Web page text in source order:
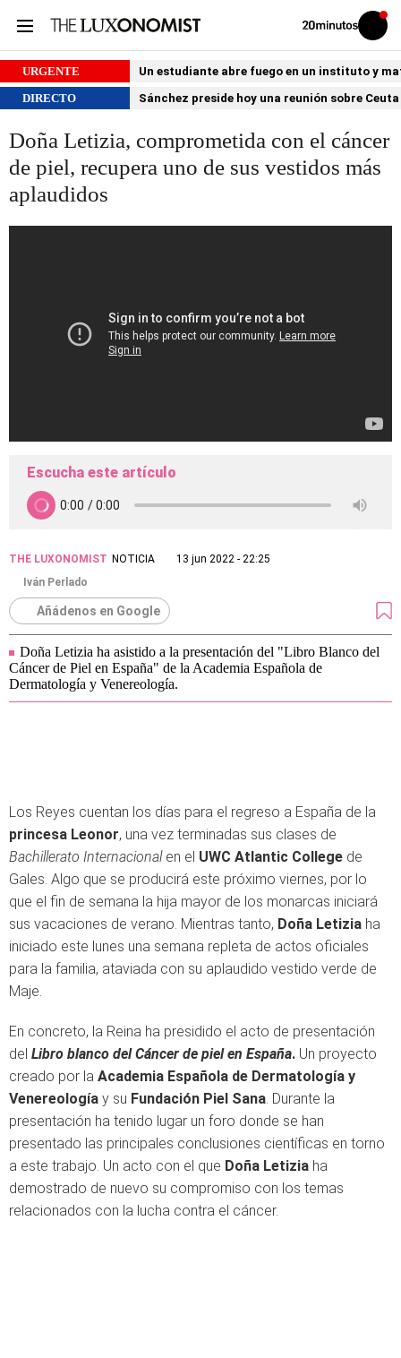
Volver
Iniciar
sesión
URGENTE
Un estudiante abre fuego en un instituto y
DIRECTO
Sánchez preside hoy una reunión sobre
Doña Letizia, comprometida con el cáncer
de piel, recupera uno de sus vestidos más
aplaudidos
Escucha este artículo
THE LUXONOMIST NOTICIA
13 jun 2022 - 22:25
Iván Perlado
Añádenos en Google
Doña Letizia ha asistido a la presentación del "Libro Blanco del
Cáncer de Piel en España" de la Academia Española de
Dermatología y Venereología.
Los Reyes cuentan los días para el regreso a España de la
princesa Leonor, una vez terminadas sus clases de
Bachillerato Internacionalen el UWC Atlantic College de
Gales. Algo que se producirá este próximo viernes, por lo
que el fin de semana la hija mayor de los monarcas iniciará
sus vacaciones de verano. Mientras tanto, Doña Letizia ha
iniciado este lunes una semana repleta de actos oficiales
para la familia, ataviada con su aplaudido vestido verde de
Maje.
En concreto, la Reina ha presidido el acto de presentación
del Libro blanco del Cáncer de piel en España. Un proyecto
creado por la Academia Española de Dermatología y
Venereología y su Fundación Piel Sana . Durante la
presentación ha tenido lugar un foro donde se han
presentado las principales conclusiones científicas en torno
a este trabajo. Un acto con el que Doña Letizia ha
demostrado de nuevo su compromiso con los temas
relacionados con la lucha contra el cáncer.